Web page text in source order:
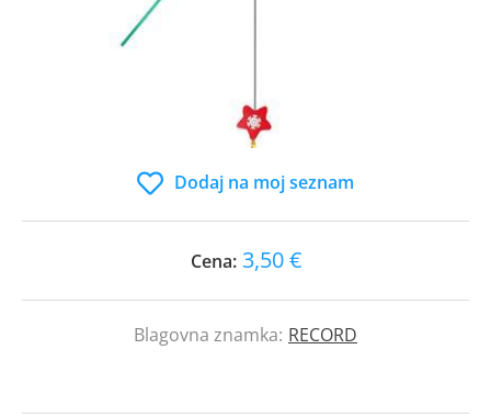
Dodaj na moj seznam
Cena: 3,50 €
Blagovna znamka: RECORD